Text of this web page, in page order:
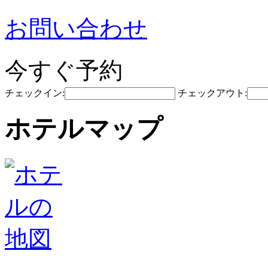
お問い合わせ
今すぐ予約
チェックイン: チェックアウト:
ホテルマップ